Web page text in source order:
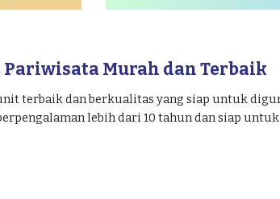
Pariwisata Murah dan Terbaik
terbaik dan berkualitas yang siap untuk
lebih dari 10 tahun dan siap